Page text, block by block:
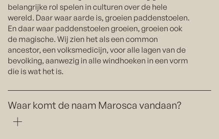
belangrijke rol spelen in culturen over de hele
wereld. Daar waar aarde is, groeien paddenstoelen.
En daar waar paddenstoelen groeien, groeien ook
de magische. Wij zien het als een common
ancestor, een volksmedicijn, voor alle lagen van de
bevolking, aanwezig in alle windhoeken in een vorm
die is wat het is.
Waar komt de naam Marosca vandaan?